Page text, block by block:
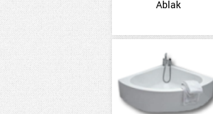
Ablak